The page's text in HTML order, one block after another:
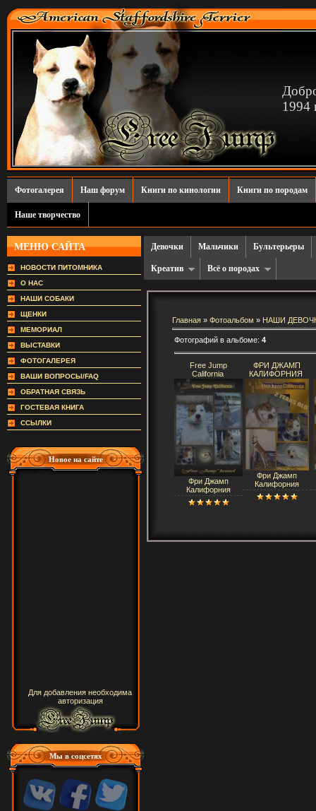
1994
Фотогалерея Наш форум Книги по кинологии Книги по породам
Наше творчество
МЕНЮ САЙТА
НОВОСТИ ПИТОМНИКА
О НАС
НАШИ СОБАКИ
ЩЕНКИ
МЕМОРИАЛ
ВЫСТАВКИ
ФОТОГАЛЕРЕЯ
ВАШИ ВОПРОСЫ/FAQ
ОБРАТНАЯ СВЯЗЬ
ГОСТЕВАЯ КНИГА
ССЫЛКИ
Новое на сайте
Для добавления необходима
авторизация
Мы в соцсетях
Девочки Мальчики Бультерьеры
Креатив Всё о породах
Главная » Фотоальбом » НАШИ
Фотографий в альбоме: 4
Free Jump
California
Фри Джамп
Калифорния
ФРИ ДЖАМП
КАЛИФОРНИЯ
Фри Джамп
Калифорния